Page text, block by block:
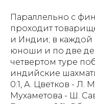
Параллельно с
проходит
и Индии; в каждой
юноши и по две
четвертом туре
индийские
0:1, А. Цветков - Л.
Мухаметова - Ш.